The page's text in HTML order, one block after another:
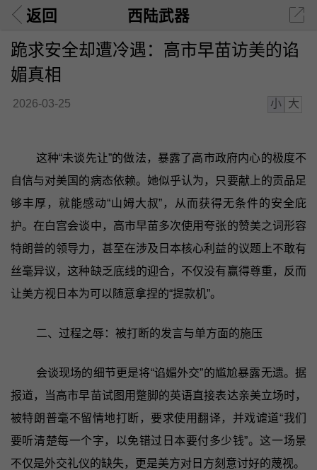
返回 西陆武器
跪求安全却遭冷遇：高市早苗访美的谄
媚真相
2026-03-25 小 大
这种“未谈先让”的做法，暴露了高市政府内心的极度不
自信与对美国的病态依赖。她似乎认为，只要献上的贡品足
够丰厚，就能感动“山姆大叔”，从而获得无条件的安全庇
护。在白宫会谈中，高市早苗多次使用夸张的赞美之词形容
特朗普的领导力，甚至在涉及日本核心利益的议题上不敢有
丝毫异议，这种缺乏底线的迎合，不仅没有赢得尊重，反而
让美方视日本为可以随意拿捏的“提款机”。
二、过程之辱：被打断的发言与单方面的施压
会谈现场的细节更是将“谄媚外交”的尴尬暴露无遗。据
报道，当高市早苗试图用蹩脚的英语直接表达亲美立场时，
被特朗普毫不留情地打断，要求使用翻译，并戏谑道“我们
要听清楚每一个字，以免错过日本要付多少钱”。这一场景
不仅是外交礼仪的缺失，更是美方对日方刻意讨好的蔑视。